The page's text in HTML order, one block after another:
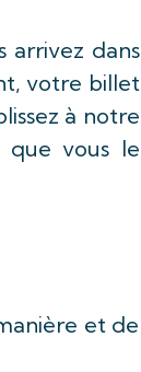
arrivez dans
votre billet
à notre
que vous le
et de